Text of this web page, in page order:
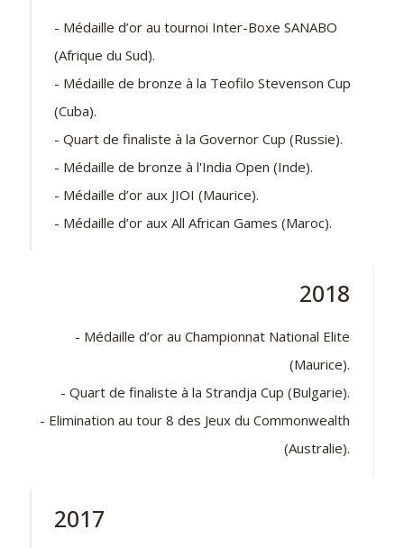
- Médaille d’or au tournoi Inter-Boxe SANABO
(Afrique du Sud).
- Médaille de bronze à la Teofilo Stevenson Cup
(Cuba).
- Quart de finaliste à la Governor Cup (Russie).
- Médaille de bronze à l'India Open (Inde).
- Médaille d’or aux JIOI (Maurice).
- Médaille d’or aux All African Games (Maroc).
2018
- Médaille d’or au Championnat National Elite
(Maurice).
- Quart de finaliste à la Strandja Cup (Bulgarie).
- Elimination au tour 8 des Jeux du Commonwealth
(Australie).
2017